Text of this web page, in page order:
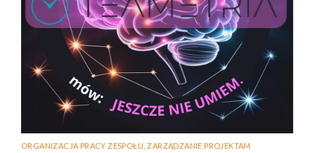
ORGANIZACJA PRACY ZESPOŁU ZARZĄDZANIE PROJEKTAM